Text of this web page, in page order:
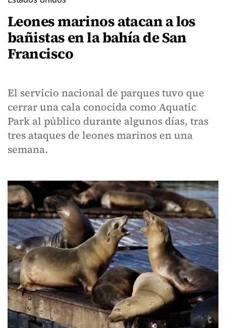
Leones marinos atacan a los
bañistas en la bahía de San
Francisco
El servicio nacional de parques tuvo que
cerrar una cala conocida como Aquatic
Park al público durante algunos días, tras
tres ataques de leones marinos en una
semana.